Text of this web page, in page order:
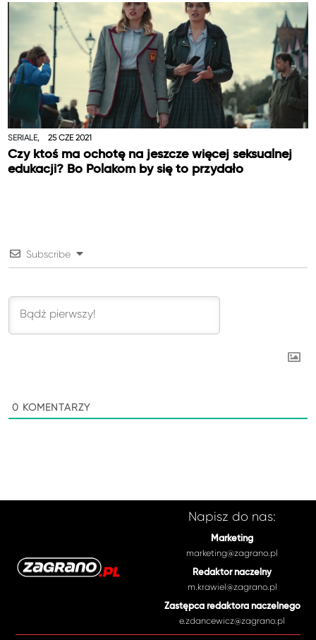
SERIALE, 25 CZE 2021
Czy ktoś ma ochotę na jeszcze więcej seksualnej
edukacji? Bo Polakom by się to przydało
Subscribe
0 KOMENTARZY
Napisz do nas:
Marketing
marketing@zagrano.pl
Redaktor naczelny
m.krawiel@zagrano.pl
Zastępca redaktora naczelnego
e.zdancewicz@zagrano.pl